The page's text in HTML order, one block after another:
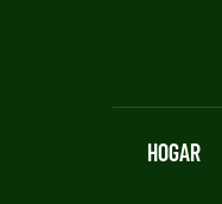
HOGAR